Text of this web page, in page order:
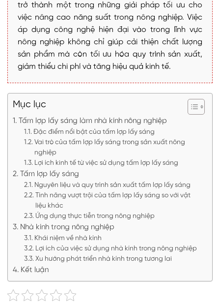
trở thành một trong những giải pháp tối ưu cho
việc nâng cao năng suất trong nông nghiệp. Việc
áp dụng công nghệ hiện đại vào trong lĩnh vực
nông nghiệp không chỉ giúp cải thiện chất lượng
sản phẩm mà còn tối ưu hóa quy trình sản xuất,
giảm thiểu chi phí và tăng hiệu quả kinh tế.
Mục lục
Tấm lợp lấy sáng làm nhà kính nông nghiệp
Đặc điểm nổi bật của tấm lợp lấy sáng
Vai trò của tấm lợp lấy sáng trong sản xuất nông
nghiệp
Lợi ích kinh tế từ việc sử dụng tấm lợp lấy sáng
Tấm lợp lấy sáng
Nguyên liệu và quy trình sản xuất tấm lợp lấy sáng
Tính năng vượt trội của tấm lợp lấy sáng so với vật
liệu khác
Ứng dụng thực tiễn trong nông nghiệp
Nhà kính trong nông nghiệp
Khái niệm về nhà kính
Lợi ích của việc sử dụng nhà kính trong nông nghiệp
Xu hướng phát triển nhà kính trong tương lai
Kết luận